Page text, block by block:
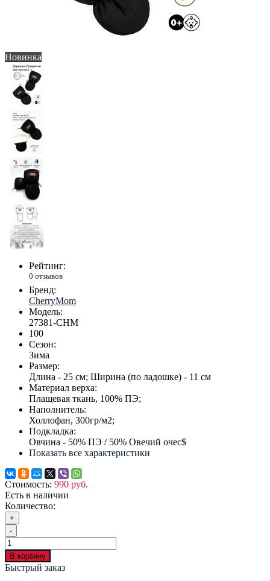
Новинка
Рейтинг:
0 отзывов
Бренд:
CherryMom
Модель:
27381-CHM
100
Сезон:
Зима
Размер:
Длина - 25 см; Ширина (по ладошке) - 11 см
Материал верха:
Плащевая ткань, 100% ПЭ;
Наполнитель:
Холлофан, 300гр/м2;
Подкладка:
Овчина - 50% ПЭ / 50% Овечий очес$
Показать все характеристики
Стоимость: 990 руб.
Есть в наличии
Количество:
+
-
В корзину
Быстрый заказ